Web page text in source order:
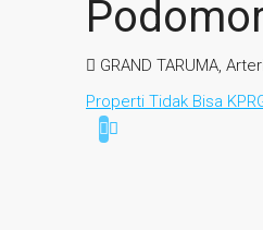
GRAND TARUMA,
Properti Tidak Bisa KPR